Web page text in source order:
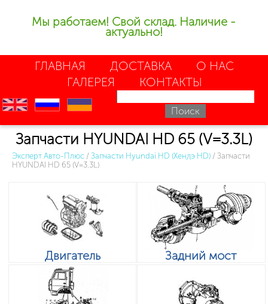
Мы работаем! Свой склад. Наличие -
актуально!
ГЛАВНАЯ ДОСТАВКА
О НАС
ГАЛЕРЕЯ
КОНТАКТЫ
en ru uk
Запчасти HYUNDAI HD 65 (V=3.3L)
Эксперт Авто-Плюс / Запчасти Hyundai HD (Хендэ HD) / Запчасти
HYUNDAI HD 65 (V=3.3L)
Двигатель Задний мост